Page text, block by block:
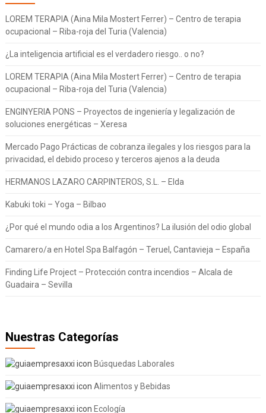
LOREM TERAPIA (Aina Mila Mostert Ferrer) – Centro de terapia
ocupacional – Riba-roja del Turia (Valencia)
¿La inteligencia artificial es el verdadero riesgo.. o no?
LOREM TERAPIA (Aina Mila Mostert Ferrer) – Centro de terapia
ocupacional – Riba-roja del Turia (Valencia)
ENGINYERIA PONS – Proyectos de ingeniería y legalización de
soluciones energéticas – Xeresa
Mercado Pago Prácticas de cobranza ilegales y los riesgos para la
privacidad, el debido proceso y terceros ajenos a la deuda
HERMANOS LAZARO CARPINTEROS, S.L. – Elda
Kabuki toki – Yoga – Bilbao
¿Por qué el mundo odia a los Argentinos? La ilusión del odio global
Camarero/a en Hotel Spa Balfagón – Teruel, Cantavieja – España
Finding Life Project – Protección contra incendios – Alcala de
Guadaira – Sevilla
Nuestras Categorías
Búsquedas Laborales
Alimentos y Bebidas
Ecología